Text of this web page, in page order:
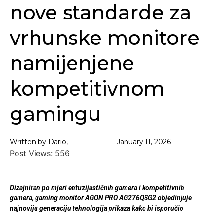
nove standarde za
vrhunske monitore
namijenjene
kompetitivnom
gamingu
Written by Dario, January 11, 2026
Post Views: 556
Dizajniran po mjeri entuzijastičnih gamera i kompetitivnih
gamera, gaming monitor AGON PRO AG276QSG2 objedinjuje
najnoviju generaciju tehnologija prikaza kako bi isporučio